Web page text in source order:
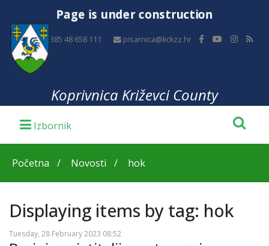
Page is under construction
+385 48 658 111 pisarnica@kckzz.hr
Koprivnica Križevci County
Početna Novosti hok
Displaying items by tag: hok
Tuesday, 28 February 2023 08:52